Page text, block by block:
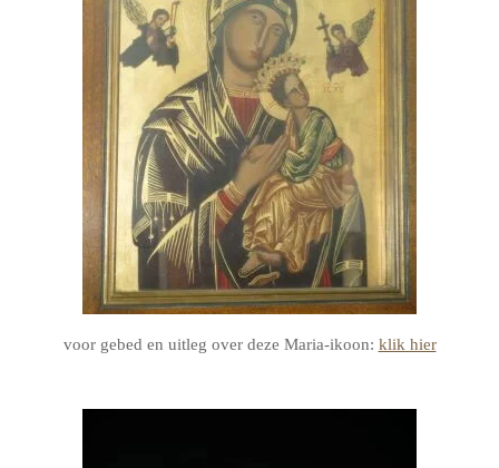
voor gebed en uitleg over deze Maria-ikoon: klik hier